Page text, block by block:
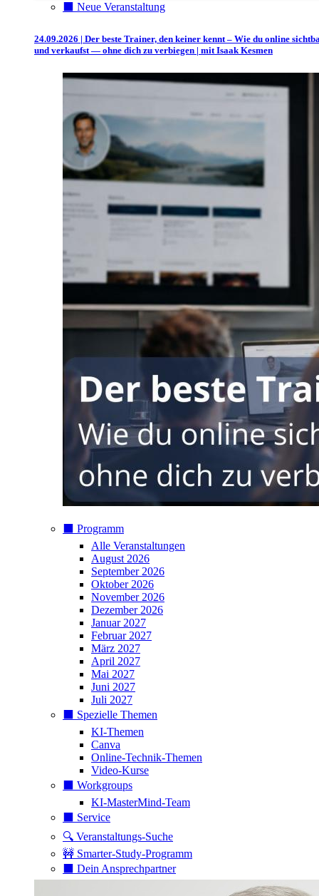
⬛️ Neue Veranstaltung
24.09.2026 | Der beste Trainer, den keiner kennt – Wie du online
und verkaufst — ohne dich zu verbiegen | mit Isaak Kesmen
⬛️ Programm
Alle Veranstaltungen
August 2026
September 2026
Oktober 2026
November 2026
Dezember 2026
Januar 2027
Februar 2027
März 2027
April 2027
Mai 2027
Juni 2027
Juli 2027
⬛️ Spezielle Themen
KI-Themen
Canva
Online-Technik-Themen
Video-Kurse
⬛️ Workgroups
KI-MasterMind-Team
⬛️ Service
🔍 Veranstaltungs-Suche
🚧 Smarter-Study-Programm
⬛️ Dein Ansprechpartner